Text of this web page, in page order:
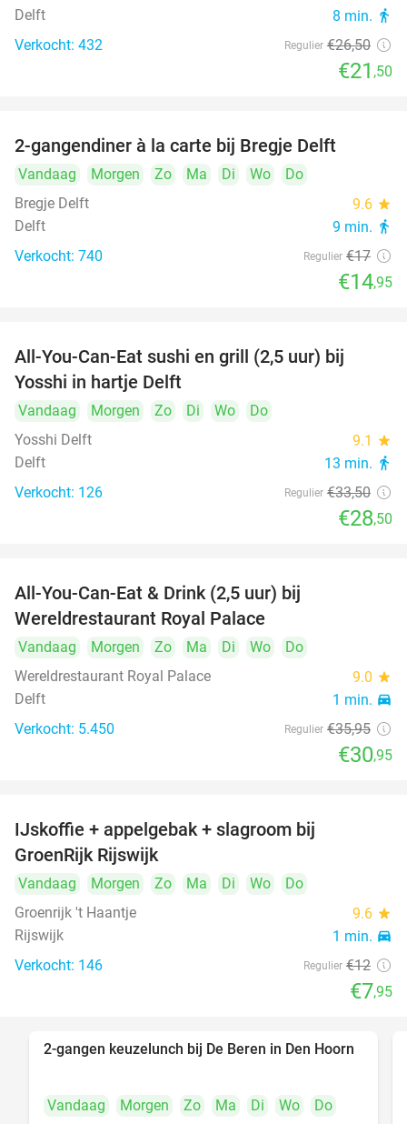
Delft 8 min. directions_walk
Verkocht: 432 Regulier €26,50
€21 ,50
2-gangendiner à la carte bij Bregje Delft
Vandaag Morgen Zo Ma Di Wo
Do
Bregje Delft
9.6 star
Delft 9 min. directions_walk
Verkocht: 740 Regulier €17
€14,95
All-You-Can-Eat sushi en grill (2,5 uur) bij
Yosshi in hartje Delft
Vandaag Morgen Zo Di Wo
Do
Yosshi Delft
9.1 star
Delft 13 min. directions_walk
Verkocht: 126 Regulier €33,50
€28,50
All-You-Can-Eat & Drink (2,5 uur) bij
Wereldrestaurant Royal Palace
Vandaag Morgen Zo Ma Di Wo
Do
Wereldrestaurant Royal Palace
9.0 star
Delft 1 min. directions_car
Verkocht: 5.450 Regulier €35,95
€30,95
IJskoffie + appelgebak + slagroom bij
GroenRijk Rijswijk
Vandaag Morgen Zo Ma Di Wo
Do
Groenrijk 't Haantje
9.6 star
Rijswijk 1 min. directions_car
Verkocht: 146 Regulier €12
€7,95
43%
2-gangen keuzelunch bij De Beren in Den Hoorn
Vandaag Morgen Zo Ma Di Wo
Do